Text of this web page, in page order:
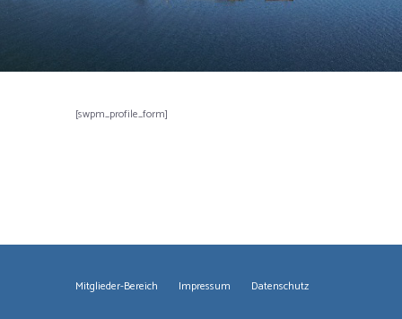
[swpm_profile_form]
Mitglieder-Bereich Impressum Datenschutz